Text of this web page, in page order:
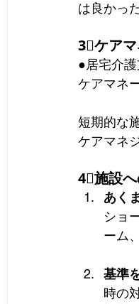
は良かっ
3⃣ケア
●居宅介
ケアマネ
短期的な
ケアマネ
4⃣施設
あく
ショ
ーム
基準
時の